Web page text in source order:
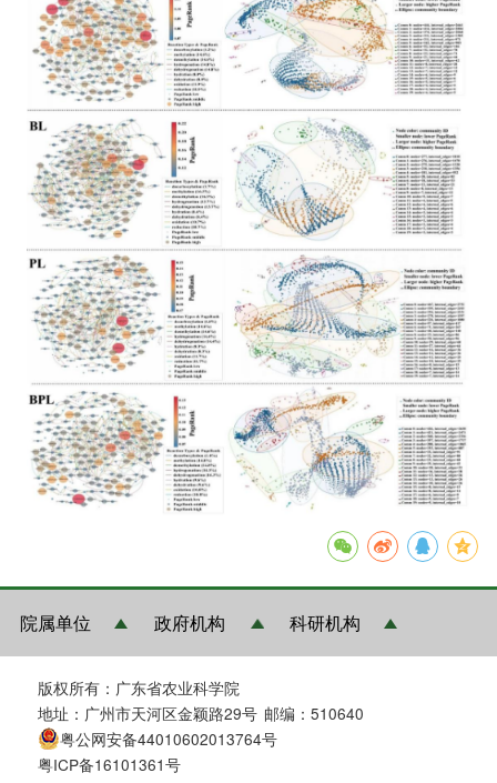
院属单位 政府机构 科研机构
版权所有：广东省农业科学院
地址：广州市天河区金颖路29号 邮编：510640
粤公网安备44010602013764号
粤ICP备16101361号